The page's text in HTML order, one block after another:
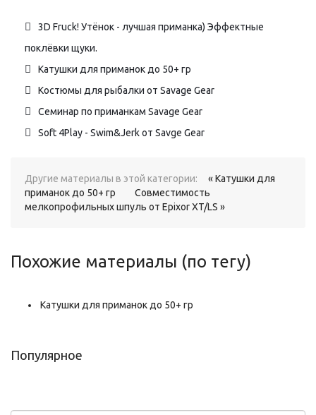
3D Fruck! Утёнок - лучшая приманка) Эффектные
поклёвки щуки.
Катушки для приманок до 50+ гр
Костюмы для рыбалки от Savage Gear
Семинар по приманкам Savage Gear
Soft 4Play - Swim&Jerk от Savge Gear
Другие материалы в этой категории:
« Катушки для
приманок до 50+ гр
Совместимость
мелкопрофильных шпуль от Epixor XT/LS »
Похожие материалы (по тегу)
Катушки для приманок до 50+ гр
Популярное